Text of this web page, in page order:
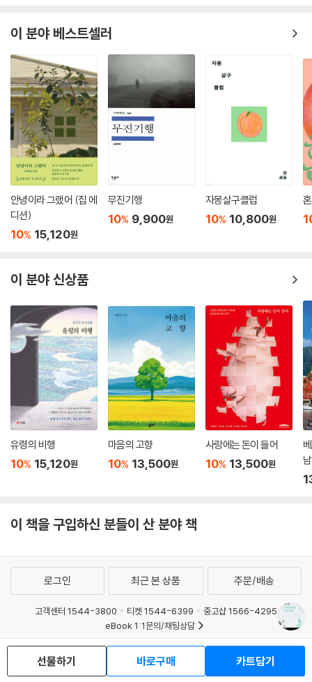
을 통해 소설은 유무형의 부채(감)와 사회적인 것의 함수를 흥미롭게 재구
성한다. 부채가 정확히 청산되지 않으니, 관계는 종료되거나 완성될 수 없
고, 그 여백에서 소설가인 화자는 ‘이야기’를 발견한다.
-차미령·문학평론가
정소현, 「어제의 일들」
화무십일홍(花無十日紅). 열흘 붉은 꽃은 없다. 작가 정소현 씨가 「어제
의 일들」 말미에서 전하려는 메시지는 뜻밖에 단순하다. 그러나 단순함에
이르는 과정은 길고 처절하다. 어린 소녀들의 있을 법한 오해와 악의들이
또 다른 한 소녀의 삶을 송두리째 유린하는 비수가 되고 말았다. 루머로 고
통받다 자살을 기도했던 상현은 방금 있었던 일조차 기억하지 못하는 장애
를 짊어진 채 볕도 들지 않는 주차장에서 나날의 삶을 버틴다. 시시각각으
로 소멸 중인 ‘현재’야말로 그녀의 전 생애인 것처럼.
-강경석·문학평론가
조해진, 「사물과의 작별」
자신이 망쳐버린 것인지도 모른다는 죄의식 속에 평생을 독신으로 보낸 태
영이 40여 년 만에 재회한다. 한 사람은 온몸의 근육이 서서히 마비되어가
는 병을 앓고 있으며 다른 한 사람은 사라져가는 기억의 뒷모습을 무연히
지킬 수밖에 없는 알츠하이머 환자가 된 채였다. 둘을 이어준 매개자이자
태영의 조카인 ‘나’가 지하철 유실물센터 직원이라는 설정에서 알 수 있듯
이 이 작품의 관심사는 잃어버린 삶의 시간과 그 되찾음의 의미를 향해 있
다. 그 되찾음은 그러나 역사적 영웅이 아닌 어느 늦은 봄밤의 레코드점에
서 첫눈에 서로를 알아본 청춘남녀의 시간에 더 가까이 다가가 있다. 그것
은 물론 ‘세계를 구성하는 데 없어도 무방한 덧없는 조각’에 지나지 않을지
도 모른다. 하지만 그런 것들이 다 빠져버린 역사란 ‘선반의 고정된 자리에
-강경석·문학평론가
우리는 이 소설에서 두 겹의 아픔을 읽는다. 하나는 지난해 우리가 함께 겪
었던 끔찍한 재난과 사고들이고, 또 하나는 애초에 상실을 견디며 살아야
하는 우리의 실존적 상황이다. 그 가운데서 주인공은 좀처럼 자신의 잘못
을 인정하지 않는 아버지가 고백한 유일한 과오를 떠올린다. 죽어가는 동
료를 향해 “가만히 있으라”고 소리를 쳤던 일이다. 그의 말은 세월호 사건
에서 수많은 어린 생명들을 죽음으로 몰고 갔던 바로 그 순간을 떠올리게
한다. 황정은의 소설은 시시각각 크고 작은 윤리적 딜레마를 던진다. 우리
이 분야 베스트셀러
안녕이라 그랬어 (집 에
디션)
10% 15,120원
무진기행
10% 9,900원
자몽살구클럽
10% 10,800원
이 분야 신상품
유령의 비행
10% 15,120원
마음의 고향
10% 13,500원
사랑에는 돈이 들어
10% 13,500원
이 책을 구입하신 분들이 산 분야 책
선물하기 바로구매 카트담기
로그인 최근 본 상품 주문/배송
고객센터 1544-3800 티켓 1544-6399
중고샵 1566-4295
eBook 1:1문의/채팅상담
예스이십사(주) 사업자 정보
이용약관
개인정보처리방침
청소년보호정책